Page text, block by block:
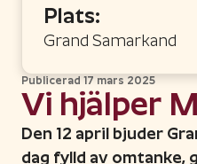
Publicerad 17 mars 2025
Vi hjälper
Den 12 april bjuder
dag fylld av omtanke,
Plats:
Grand Samarkand